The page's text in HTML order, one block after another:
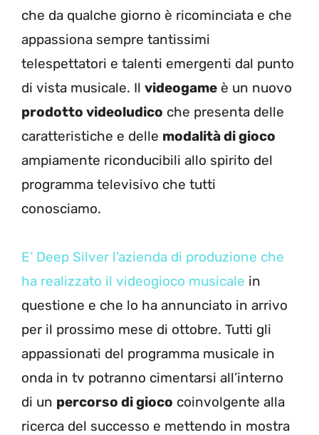
che da qualche giorno è ricominciata e che
appassiona sempre tantissimi
telespettatori e talenti emergenti dal punto
di vista musicale. Il videogame è un nuovo
prodotto videoludico che presenta delle
caratteristiche e delle modalità di gioco
ampiamente riconducibili allo spirito del
programma televisivo che tutti
conosciamo.
E’ Deep Silver l’azienda di produzione che
ha realizzato il videogioco musicale in
questione e che lo ha annunciato in arrivo
per il prossimo mese di ottobre. Tutti gli
appassionati del programma musicale in
onda in tv potranno cimentarsi all’interno
di un percorso di gioco coinvolgente alla
ricerca del successo e mettendo in mostra